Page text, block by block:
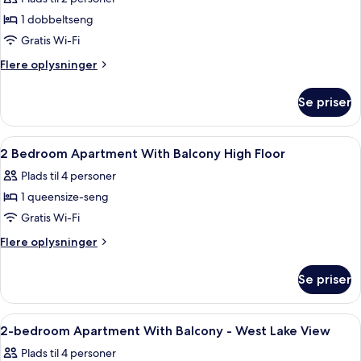
billeder
af
Studio
With
1 dobbeltseng
Gratis Wi-Fi
Flere oplysninger
Flere
With
Balcony
Se priser
Indlæs
alle
billeder
af
2
Bedroom
Balcony
High
Floor
Allergivenligt sengetøj, lydisolering,
12
2 Bedroom Apartment With Balcony High Floor
Plads til 4 personer
1 queensize-seng
Gratis Wi-Fi
Flere oplysninger
Flere
Bedroom
Apartment
With
High
Se priser
Indlæs
alle
Allergivenligt sengetøj, lydisolering,
16
2-bedroom Apartment With Balcony - West Lake View
Plads til 4 personer